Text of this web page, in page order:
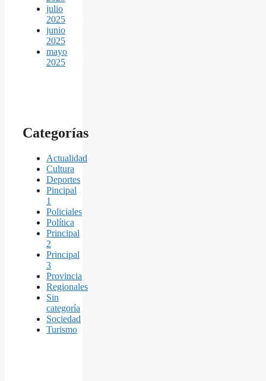
julio
2025
junio
2025
mayo
2025
Categorías
Actualidad
Cultura
Deportes
Pincipal
1
Policiales
Política
Principal
2
Principal
3
Provincia
Regionales
Sin
categoría
Sociedad
Turismo